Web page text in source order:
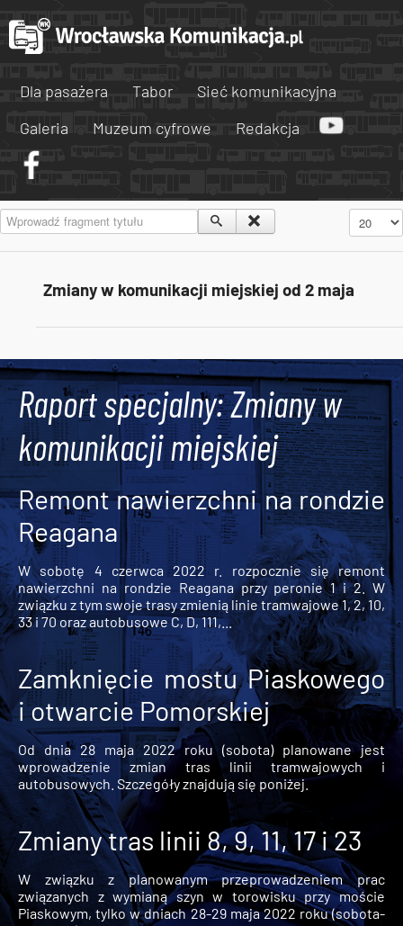
Dla pasażera Tabor
Sieć komunikacyjna
Galeria
Muzeum cyfrowe Redakcja
Wprowadź fragment tytułu Pokaż #
Zmiany w komunikacji miejskiej od 2 maja
Raport specjalny: Zmiany w
komunikacji miejskiej
Remont nawierzchni na rondzie
Reagana
W sobotę 4 czerwca 2022 r. rozpocznie się remont
nawierzchni na rondzie Reagana przy peronie 1 i 2. W
związku z tym swoje trasy zmienią linie tramwajowe 1, 2, 10,
33 i 70 oraz autobusowe C, D, 111,...
Zamknięcie mostu Piaskowego
i otwarcie Pomorskiej
Od dnia 28 maja 2022 roku (sobota) planowane jest
wprowadzenie zmian tras linii tramwajowych i
autobusowych. Szczegóły znajdują się poniżej.
Zmiany tras linii 8, 9, 11, 17 i 23
W związku z planowanym przeprowadzeniem prac
związanych z wymianą szyn w torowisku przy moście
Piaskowym, tylko w dniach 28-29 maja 2022 roku (sobota-